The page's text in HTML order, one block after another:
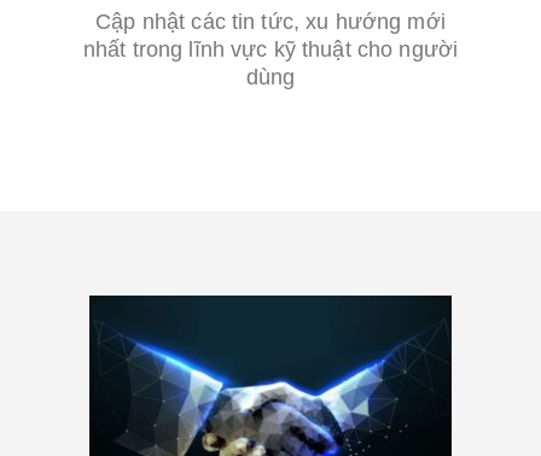
Cập nhật các tin tức, xu hướng mới
nhất trong lĩnh vực kỹ thuật cho người
dùng